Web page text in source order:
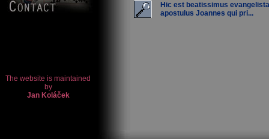
Hic est beatissimus
apostulus Joannes qui pri...